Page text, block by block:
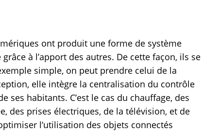
ont produit une forme de système
à l’apport des autres. De cette façon, ils se
simple, on peut prendre celui de la
elle intègre la centralisation du contrôle
ses habitants. C’est le cas du chauffage, des
des prises électriques, de la télévision, et de
l’utilisation des objets connectés